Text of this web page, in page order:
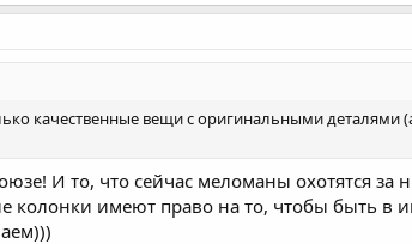
качественные вещи с оригинальными
И то, что сейчас меломаны охотятся за
колонки имеют право на то, чтобы быть в